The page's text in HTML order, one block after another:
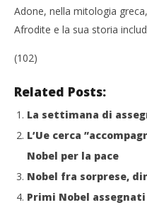
Adone, nella mitologia
Afrodite e la sua storia
(102)
Related Posts:
La settimana di
L’Ue cerca
Nobel per la pace
Nobel fra sorprese,
Primi Nobel